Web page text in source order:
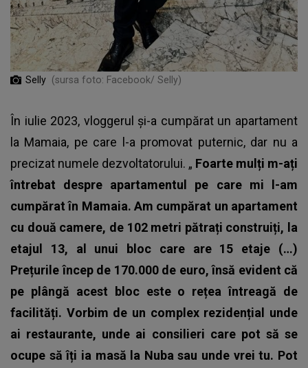
Selly (sursa foto: Facebook/ Selly)
În iulie 2023, vloggerul și-a cumpărat un apartament
la Mamaia, pe care l-a promovat puternic, dar nu a
precizat numele dezvoltatorului. „ Foarte mulți m-ați
întrebat despre apartamentul pe care mi l-am
cumpărat în Mamaia. Am cumpărat un apartament
cu două camere, de 102 metri pătrați construiți, la
etajul 13, al unui bloc care are 15 etaje (…)
Prețurile încep de 170.000 de euro, însă evident că
pe plângă acest bloc este o rețea întreagă de
facilități. Vorbim de un complex rezidențial unde
ai restaurante, unde ai consilieri care pot să se
ocupe să îți ia masă la Nuba sau unde vrei tu. Pot